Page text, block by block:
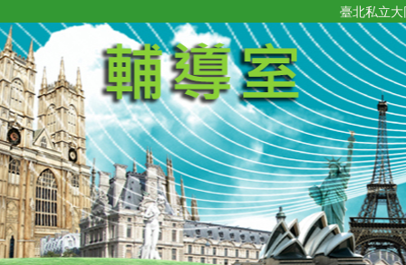
臺北私立